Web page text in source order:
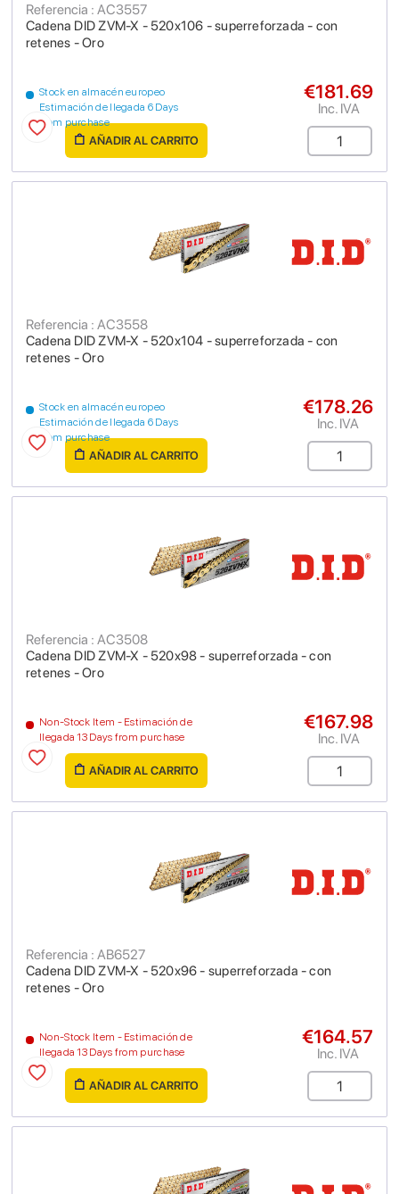
Cadena DID ZVM-X - 520x106 - superreforzada - con
retenes - Oro
Referencia : AC3557
Stock en almacén europeo
Estimación de llegada 6 Days
from purchase
€181.69
Inc. IVA
AÑADIR AL CARRITO
Cadena DID ZVM-X - 520x104 - superreforzada - con
retenes - Oro
Referencia : AC3558
Stock en almacén europeo
Estimación de llegada 6 Days
from purchase
€178.26
Inc. IVA
AÑADIR AL CARRITO
Cadena DID ZVM-X - 520x98 - superreforzada - con
retenes - Oro
Referencia : AC3508
Non-Stock Item - Estimación de
llegada 13 Days from purchase
€167.98
Inc. IVA
AÑADIR AL CARRITO
Cadena DID ZVM-X - 520x96 - superreforzada - con
retenes - Oro
Referencia : AB6527
Non-Stock Item - Estimación de
llegada 13 Days from purchase
€164.57
Inc. IVA
AÑADIR AL CARRITO